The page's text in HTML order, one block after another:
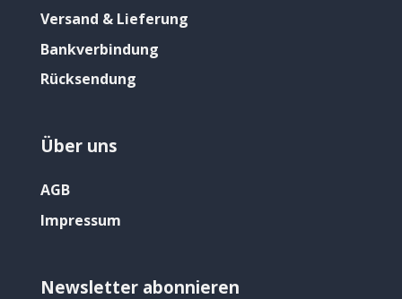
Versand & Lieferung
Bankverbindung
Rücksendung
Über uns
AGB
Impressum
Newsletter abonnieren